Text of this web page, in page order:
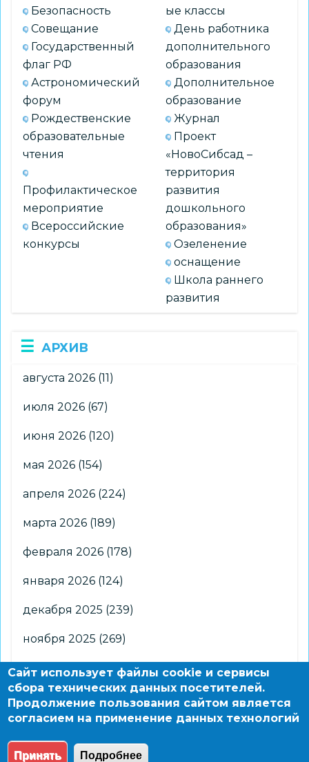
Безопасность
Совещание
Государственный
флаг РФ
Астрономический
форум
Рождественские
образовательные
чтения
Профилактическое
мероприятие
Всероссийские
конкурсы
ые классы
День работника
дополнительного
образования
Дополнительное
образование
Журнал
Проект
«НовоСибсад –
территория
развития
дошкольного
образования»
Озеленение
оснащение
Школа раннего
развития
АРХИВ
августа 2026 (11)
июля 2026 (67)
июня 2026 (120)
мая 2026 (154)
апреля 2026 (224)
марта 2026 (189)
февраля 2026 (178)
января 2026 (124)
декабря 2025 (239)
ноября 2025 (269)
октября 2025(266)
сентября 2025 (176)
августа 2025 (2)
Сайт использует файлы cookie и сервисы
сбора технических данных посетителей.
Продолжение пользования сайтом является
согласием на применение данных технологий
Принять Подробнее